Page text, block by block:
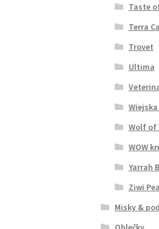
Taste
Terra
Trovet
Ultima
Wolf of
WOW
Yarrah
Ziwi
Misky &